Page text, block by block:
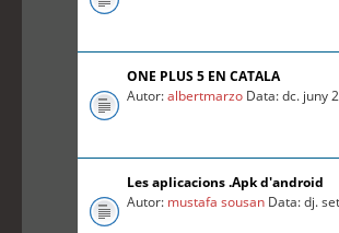
ONE PLUS 5 EN CATALA
Autor:albertmarzo Data: dc. juny
Les aplicacions .Apk d'android
Autor: mustafa sousan Data: dj.